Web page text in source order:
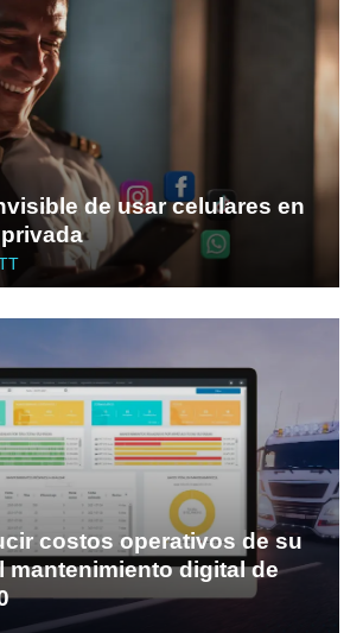
de usar celulares en
costos operativos de su
mantenimiento digital de